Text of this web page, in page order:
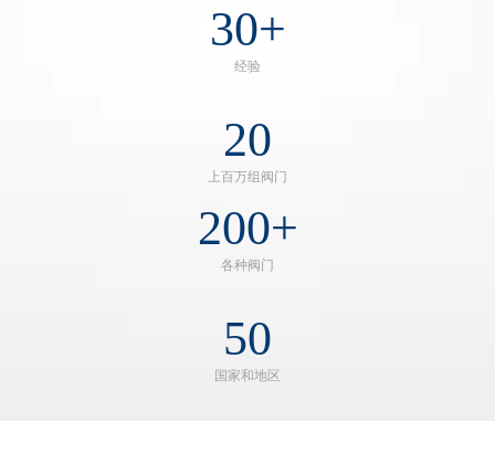
30+
经验
20
上百万组阀门
200+
各种阀门
50
国家和地区